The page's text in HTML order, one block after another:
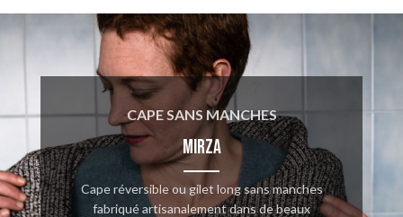
CAPE SANS MANCHES
MIRZA
Cape réversible ou gilet long sans manches
fabriqué artisanalement dans de beaux